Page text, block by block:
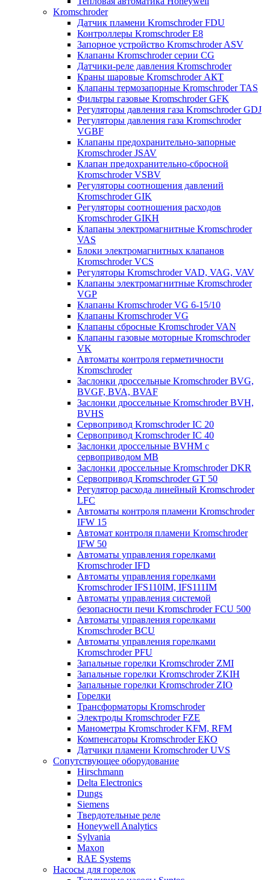
Kromschroder
Датчик пламени Kromschroder FDU
Контроллеры Kromschroder E8
Запорное устройство Kromschroder ASV
Клапаны Kromschroder серии CG
Датчики-реле давления Kromschroder
Краны шаровые Kromschroder АКТ
Клапаны термозапорные Kromschroder TAS
Фильтры газовые Kromschroder GFK
Регуляторы давления газа Kromschroder GDJ
Регуляторы давления газа Kromschroder
VGBF
Клапаны предохранительно-запорные
Kromschroder JSAV
Клапан предохранительно-сбросной
Kromschroder VSBV
Регуляторы соотношения давлений
Kromschroder GIK
Регуляторы соотношения расходов
Kromschroder GIKH
Клапаны электромагнитные Kromschroder
VAS
Блоки электромагнитных клапанов
Kromschroder VCS
Регуляторы Kromschroder VAD, VAG, VAV
Клапаны электромагнитные Kromschroder
VGP
Клапаны Kromschroder VG 6-15/10
Клапаны Kromschroder VG
Клапаны сбросные Kromschroder VAN
Клапаны газовые моторные Kromschroder
VK
Автоматы контроля герметичности
Kromschroder
Заслонки дроссельные Kromschroder BVG,
BVGF, BVA, BVAF
Заслонки дроссельные Kromschroder BVH,
BVHS
Сервопривод Kromschroder IC 20
Сервопривод Kromschroder IC 40
Заслонки дроссельные BVHM с
сервоприводом МВ
Заслонки дроссельные Kromschroder DKR
Cервопривод Kromschroder GT 50
Регулятор расхода линейный Kromschroder
LFC
Автоматы контроля пламени Kromschroder
IFW 15
Автомат контроля пламени Kromschroder
IFW 50
Автоматы управления горелками
Kromschroder IFD
Автоматы управления горелками
Kromschroder IFS110IM, IFS111IM
Автоматы управления системой
безопасности печи Kromschroder FCU 500
Автоматы управления горелками
Kromschroder BCU
Автоматы управления горелками
Kromschroder PFU
Запальные горелки Kromschroder ZМI
Запальные горелки Kromschroder ZKIH
Запальные горелки Kromschroder ZIO
Горелки
Трансформаторы Kromschroder
Электроды Kromschroder FZE
Манометры Kromschroder KFM, RFM
Компенсаторы Kromschroder ЕКО
Датчики пламени Kromschroder UVS
Сопутствующее оборудование
Hirschmann
Delta Electronics
Dungs
Siemens
Твердотельные реле
Honeywell Analytics
Sylvania
Maxon
RAE Systems
Насосы для горелок